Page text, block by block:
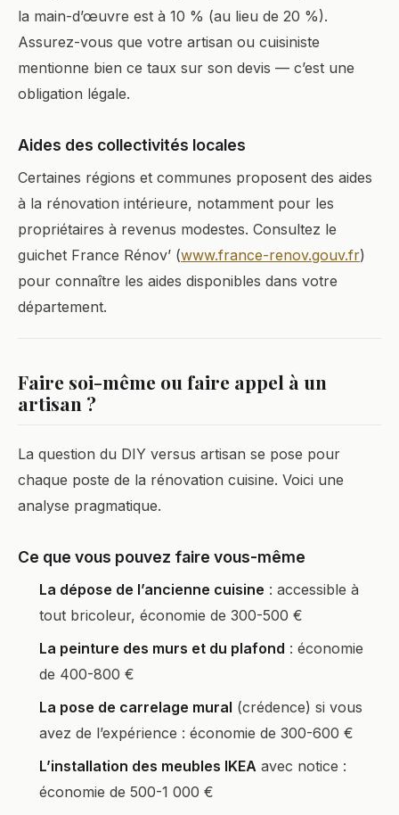
la main-d’œuvre est à 10 % (au lieu de 20 %).
Assurez-vous que votre artisan ou cuisiniste
mentionne bien ce taux sur son devis — c’est une
obligation légale.
Aides des collectivités locales
Certaines régions et communes proposent des aides
à la rénovation intérieure, notamment pour les
propriétaires à revenus modestes. Consultez le
guichet France Rénov’ (www.france-renov.gouv.fr)
pour connaître les aides disponibles dans votre
département.
Faire soi-même ou faire appel à un
artisan ?
La question du DIY versus artisan se pose pour
chaque poste de la rénovation cuisine. Voici une
analyse pragmatique.
Ce que vous pouvez faire vous-même
La dépose de l’ancienne cuisine : accessible à
tout bricoleur, économie de 300-500 €
La peinture des murs et du plafond : économie
de 400-800 €
La pose de carrelage mural (crédence) si vous
avez de l’expérience : économie de 300-600 €
L’installation des meubles IKEA avec notice :
économie de 500-1 000 €